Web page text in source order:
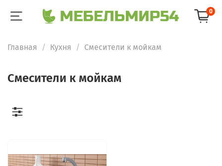
0
Главная Кухня Смесители к мойкам
Смесители к мойкам